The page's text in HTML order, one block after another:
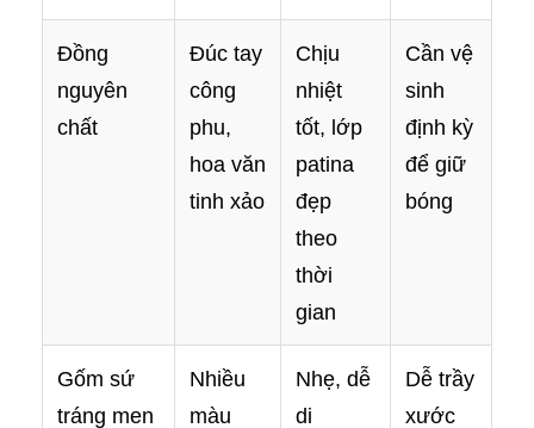
Đồng
nguyên
chất
Đúc tay
công
phu,
hoa văn
tinh xảo
Chịu
nhiệt
tốt, lớp
patina
đẹp
theo
thời
gian
Cần vệ
sinh
định kỳ
để giữ
bóng
Gốm sứ
tráng men
Nhiều
màu
Nhẹ, dễ
di
Dễ trầy
xước